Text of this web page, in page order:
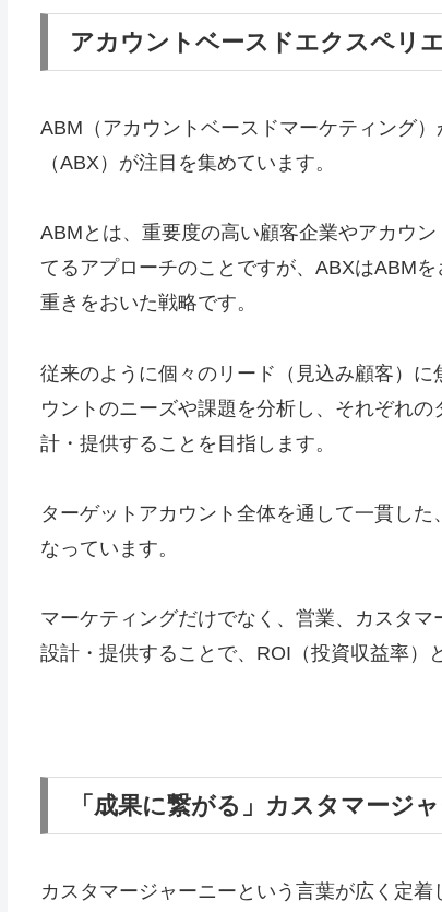
アカウントベースドエクスペリ
ABM（アカウントベースドマーケティング
（ABX）が注目を集めています。
ABMとは、重要度の高い顧客企業やアカウ
てるアプローチのことですが、ABXはABM
重きをおいた戦略です。
従来のように個々のリード（見込み顧客）
ウントのニーズや課題を分析し、それぞれ
計・提供することを目指します。
ターゲットアカウント全体を通して一貫し
なっています。
マーケティングだけでなく、営業、カスタ
設計・提供することで、ROI（投資収益率）
「成果に繋がる」カスタマージ
カスタマージャーニーという言葉が広く定